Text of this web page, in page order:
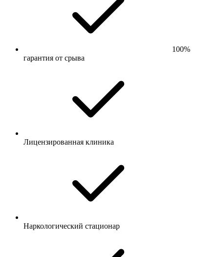
100%
гарантия от срыва
Лицензированная клиника
Наркологический стационар